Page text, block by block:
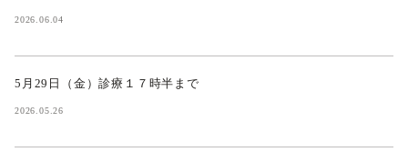
2026.06.04
5月29日（金）診療１７時半まで
2026.05.26